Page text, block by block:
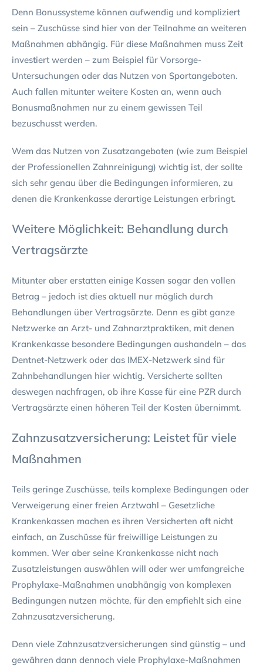
Denn Bonussysteme können aufwendig und kompliziert
sein – Zuschüsse sind hier von der Teilnahme an weiteren
Maßnahmen abhängig. Für diese Maßnahmen muss Zeit
investiert werden – zum Beispiel für Vorsorge-
Untersuchungen oder das Nutzen von Sportangeboten.
Auch fallen mitunter weitere Kosten an, wenn auch
Bonusmaßnahmen nur zu einem gewissen Teil
bezuschusst werden.
Wem das Nutzen von Zusatzangeboten (wie zum Beispiel
der Professionellen Zahnreinigung) wichtig ist, der sollte
sich sehr genau über die Bedingungen informieren, zu
denen die Krankenkasse derartige Leistungen erbringt.
Weitere Möglichkeit: Behandlung durch
Vertragsärzte
Mitunter aber erstatten einige Kassen sogar den vollen
Betrag – jedoch ist dies aktuell nur möglich durch
Behandlungen über Vertragsärzte. Denn es gibt ganze
Netzwerke an Arzt- und Zahnarztpraktiken, mit denen
Krankenkasse besondere Bedingungen aushandeln – das
Dentnet-Netzwerk oder das IMEX-Netzwerk sind für
Zahnbehandlungen hier wichtig. Versicherte sollten
deswegen nachfragen, ob ihre Kasse für eine PZR durch
Vertragsärzte einen höheren Teil der Kosten übernimmt.
Zahnzusatzversicherung: Leistet für viele
Maßnahmen
Teils geringe Zuschüsse, teils komplexe Bedingungen oder
Verweigerung einer freien Arztwahl – Gesetzliche
Krankenkassen machen es ihren Versicherten oft nicht
einfach, an Zuschüsse für freiwillige Leistungen zu
kommen. Wer aber seine Krankenkasse nicht nach
Zusatzleistungen auswählen will oder wer umfangreiche
Prophylaxe-Maßnahmen unabhängig von komplexen
Bedingungen nutzen möchte, für den empfiehlt sich eine
Zahnzusatzversicherung.
Denn viele Zahnzusatzversicherungen sind günstig – und
gewähren dann dennoch viele Prophylaxe-Maßnahmen